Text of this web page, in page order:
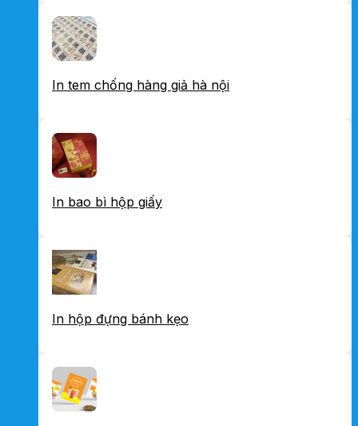
In tem chống hàng giả hà nội
In bao bì hộp giấy
In hộp đựng bánh kẹo